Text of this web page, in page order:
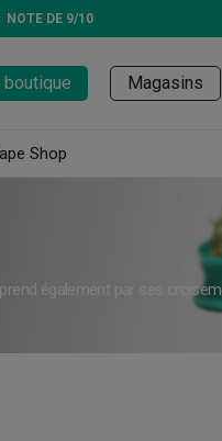
NOTE DE 9/10
Magasins
Shop
également par ses